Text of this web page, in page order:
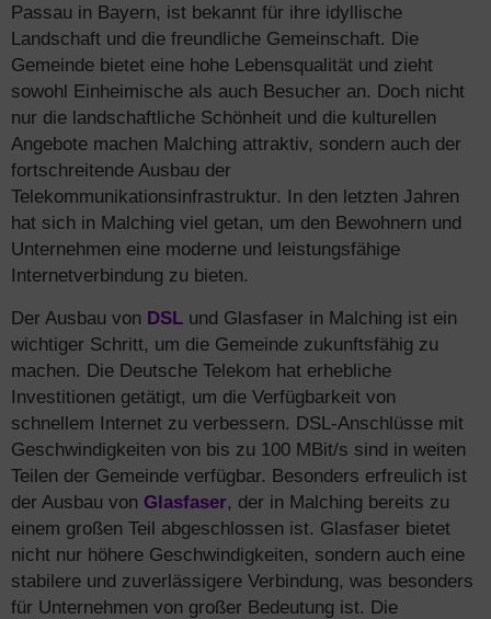
Passau in Bayern, ist bekannt für ihre idyllische
Landschaft und die freundliche Gemeinschaft. Die
Gemeinde bietet eine hohe Lebensqualität und zieht
sowohl Einheimische als auch Besucher an. Doch nicht
nur die landschaftliche Schönheit und die kulturellen
Angebote machen Malching attraktiv, sondern auch der
fortschreitende Ausbau der
Telekommunikationsinfrastruktur. In den letzten Jahren
hat sich in Malching viel getan, um den Bewohnern und
Unternehmen eine moderne und leistungsfähige
Internetverbindung zu bieten.
Der Ausbau von DSL und Glasfaser in Malching ist ein
wichtiger Schritt, um die Gemeinde zukunftsfähig zu
machen. Die Deutsche Telekom hat erhebliche
Investitionen getätigt, um die Verfügbarkeit von
schnellem Internet zu verbessern. DSL-Anschlüsse mit
Geschwindigkeiten von bis zu 100 MBit/s sind in weiten
Teilen der Gemeinde verfügbar. Besonders erfreulich ist
der Ausbau von Glasfaser, der in Malching bereits zu
einem großen Teil abgeschlossen ist. Glasfaser bietet
nicht nur höhere Geschwindigkeiten, sondern auch eine
stabilere und zuverlässigere Verbindung, was besonders
für Unternehmen von großer Bedeutung ist. Die